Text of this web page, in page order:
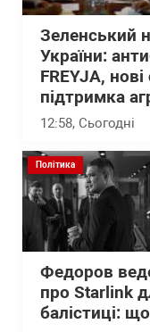
Зеленський
України:
FREYJA,
підтримка
12:58, Сьогодні
Політика
Федоров
про Starlink
балістиці: